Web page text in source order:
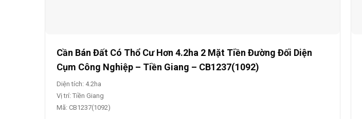
Cần Bán Đất Có Thổ Cư Hơn 4.2ha 2 Mặt Tiền Đường Đối Diện
Cụm Công Nghiệp – Tiền Giang – CB1237(1092)
Diện tích: 4.2ha
Vị trí: Tiền Giang
Mã: CB1237(1092)